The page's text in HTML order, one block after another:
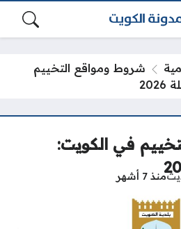
شروط ومواقع التخييم
في الكويت:
منذ 7 أشهر